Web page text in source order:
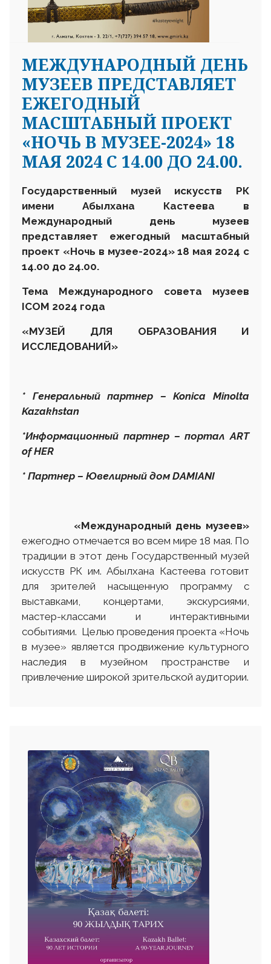
МЕЖДУНАРОДНЫЙ ДЕНЬ
МУЗЕЕВ ПРЕДСТАВЛЯЕТ
ЕЖЕГОДНЫЙ
МАСШТАБНЫЙ ПРОЕКТ
«НОЧЬ В МУЗЕЕ-2024» 18
МАЯ 2024 С 14.00 ДО 24.00.
Государственный музей искусств РК
имени Абылхана Кастеева в
Международный день музеев
представляет ежегодный масштабный
проект «Ночь в музее-2024» 18 мая 2024 с
14.00 до 24.00.
Тема Международного совета музеев
ICOM 2024 года
«МУЗЕЙ ДЛЯ ОБРАЗОВАНИЯ И
ИССЛЕДОВАНИЙ»
* Генеральный партнер – Konica Minolta
Kazakhstan
*Информационный партнер – портал ART
of HER
* Партнер – Ювелирный дом DAMIANI
«Международный день музеев»
ежегодно отмечается во всем мире 18 мая. По
традиции в этот день Государственный музей
искусств РК им. Абылхана Кастеева готовит
для зрителей насыщенную программу с
выставками, концертами, экскурсиями,
мастер-классами и интерактивными
событиями. Целью проведения проекта «Ночь
в музее» является продвижение культурного
наследия в музейном пространстве и
привлечение широкой зрительской аудитории.